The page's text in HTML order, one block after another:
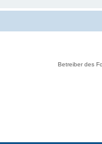
Betreiber des